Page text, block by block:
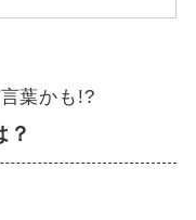
葉かも!?
？